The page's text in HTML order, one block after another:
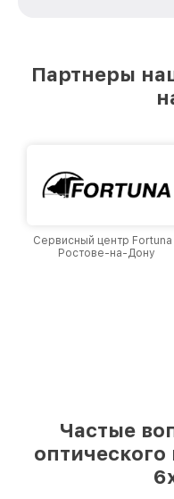
лучшим
Ростове-на-Дону,
Партнеры
Сервисный центр Fortuna
Ростове-на-Дону
Частые
оптического